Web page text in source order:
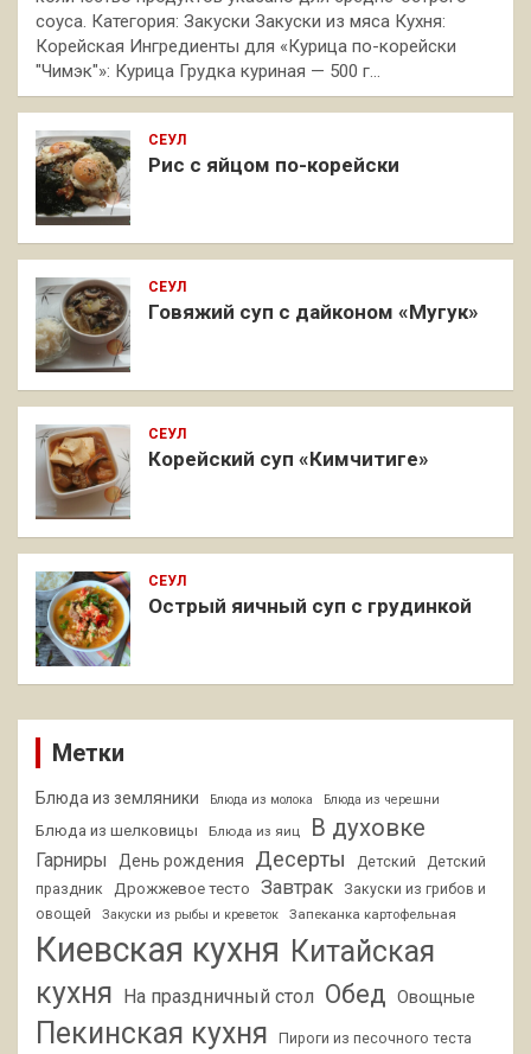
соуса. Категория: Закуски Закуски из мяса Кухня:
Корейская Ингредиенты для «Курица по-корейски
"Чимэк"»: Курица Грудка куриная — 500 г…
СЕУЛ
Рис с яйцом по-корейски
СЕУЛ
Говяжий суп с дайконом «Мугук»
СЕУЛ
Корейский суп «Кимчитиге»
СЕУЛ
Острый яичный суп с грудинкой
Метки
Блюда из земляники Блюда из молока Блюда из черешни
Блюда из шелковицы Блюда из яиц В духовке
Гарниры День рождения Десерты Детский
Детский
праздник
Дрожжевое тесто Завтрак
Закуски из грибов и
овощей
Закуски из рыбы и креветок Запеканка картофельная
Киевская кухня Китайская
кухня
На праздничный стол Обед Овощные
Пекинская кухня Пироги из песочного теста